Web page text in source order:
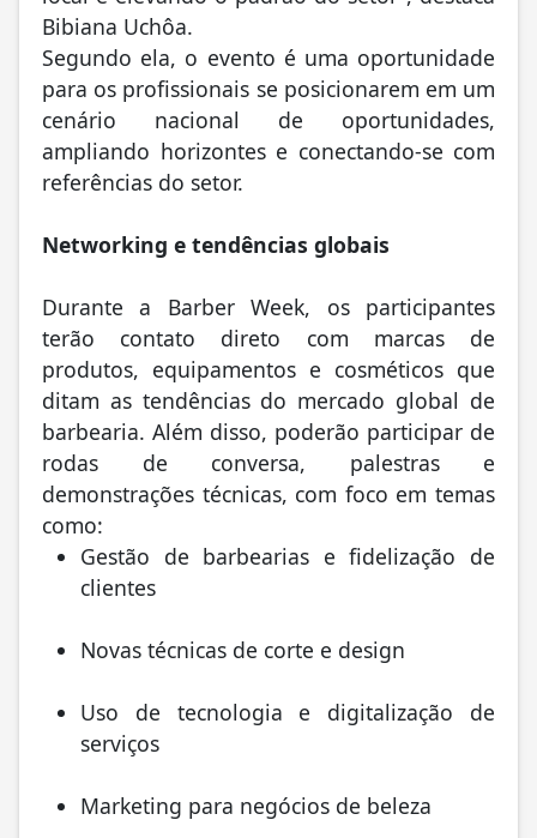
Bibiana Uchôa.
Segundo ela, o evento é uma oportunidade
para os profissionais se posicionarem em um
cenário nacional de oportunidades,
ampliando horizontes e conectando-se com
referências do setor.
Networking e tendências globais
Durante a Barber Week, os participantes
terão contato direto com marcas de
produtos, equipamentos e cosméticos que
ditam as tendências do mercado global de
barbearia. Além disso, poderão participar de
rodas de conversa, palestras e
demonstrações técnicas, com foco em temas
como:
Gestão de barbearias e fidelização de
clientes
Novas técnicas de corte e design
Uso de tecnologia e digitalização de
serviços
Marketing para negócios de beleza